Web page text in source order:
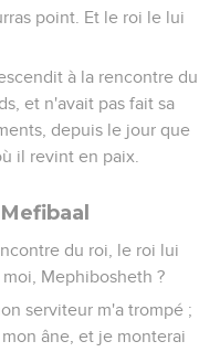
point. Et le roi le lui
à la rencontre du
et n'avait pas fait sa
depuis le jour que
il revint en paix.
du roi, le roi lui
Mephibosheth ?
serviteur m'a trompé ;
âne, et je monterai